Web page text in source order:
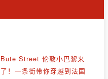
Bute Street 伦敦小巴黎来
了！一条街带你穿越到法国